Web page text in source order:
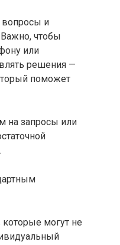
вопросы и
чтобы
или
решения —
поможет
на запросы или
могут не